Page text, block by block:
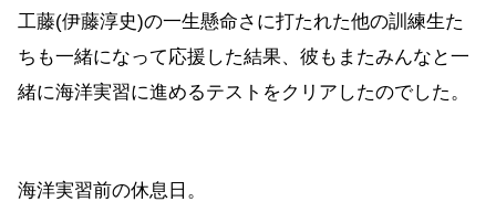
工藤(伊藤淳史)の一生懸命さに打たれた他の訓練生た
ちも一緒になって応援した結果、彼もまたみんなと一
緒に海洋実習に進めるテストをクリアしたのでした。
海洋実習前の休息日。